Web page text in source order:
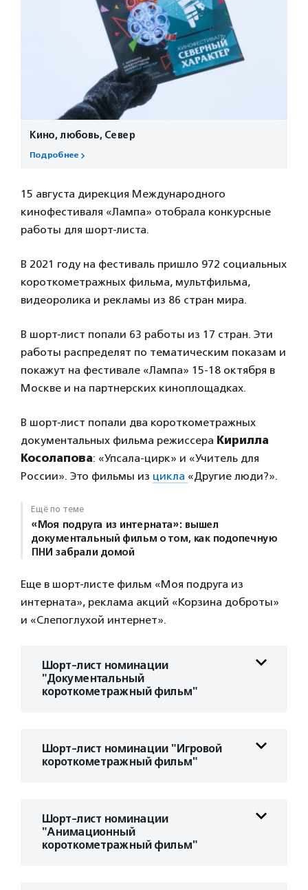
Кино, любовь, Север
Подробнее
15 августа дирекция Международного
кинофестиваля «Лампа» отобрала конкурсные
работы для шорт-листа.
В 2021 году на фестиваль пришло 972 социальных
короткометражных фильма, мультфильма,
видеоролика и рекламы из 86 стран мира.
В шорт-лист попали 63 работы из 17 стран. Эти
работы распределят по тематическим показам и
покажут на фестивале «Лампа» 15-18 октября в
Москве и на партнерских киноплощадках.
В шорт-лист попали два короткометражных
документальных фильма режиссера Кирилла
Косолапова: «Упсала-цирк» и «Учитель для
России». Это фильмы из цикла «Другие люди?».
Ещё по теме
«Моя подруга из интерната»: вышел
документальный фильм о том, как подопечную
ПНИ забрали домой
Еще в шорт-листе фильм «Моя подруга из
интерната», реклама акций «Корзина доброты»
и «Слепоглухой интернет».
Шорт-лист номинации
"Документальный
короткометражный фильм"
Шорт-лист номинации "Игровой
короткометражный фильм"
Шорт-лист номинации
"Анимационный
короткометражный фильм"